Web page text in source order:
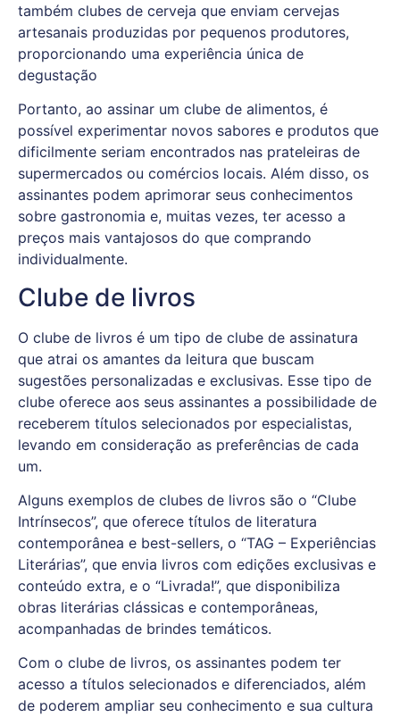
também clubes de cerveja que enviam cervejas
artesanais produzidas por pequenos produtores,
proporcionando uma experiência única de
degustação
Portanto, ao assinar um clube de alimentos, é
possível experimentar novos sabores e produtos que
dificilmente seriam encontrados nas prateleiras de
supermercados ou comércios locais. Além disso, os
assinantes podem aprimorar seus conhecimentos
sobre gastronomia e, muitas vezes, ter acesso a
preços mais vantajosos do que comprando
individualmente.
Clube de livros
O clube de livros é um tipo de clube de assinatura
que atrai os amantes da leitura que buscam
sugestões personalizadas e exclusivas. Esse tipo de
clube oferece aos seus assinantes a possibilidade de
receberem títulos selecionados por especialistas,
levando em consideração as preferências de cada
um.
Alguns exemplos de clubes de livros são o “Clube
Intrínsecos”, que oferece títulos de literatura
contemporânea e best-sellers, o “TAG – Experiências
Literárias”, que envia livros com edições exclusivas e
conteúdo extra, e o “Livrada!”, que disponibiliza
obras literárias clássicas e contemporâneas,
acompanhadas de brindes temáticos.
Com o clube de livros, os assinantes podem ter
acesso a títulos selecionados e diferenciados, além
de poderem ampliar seu conhecimento e sua cultura